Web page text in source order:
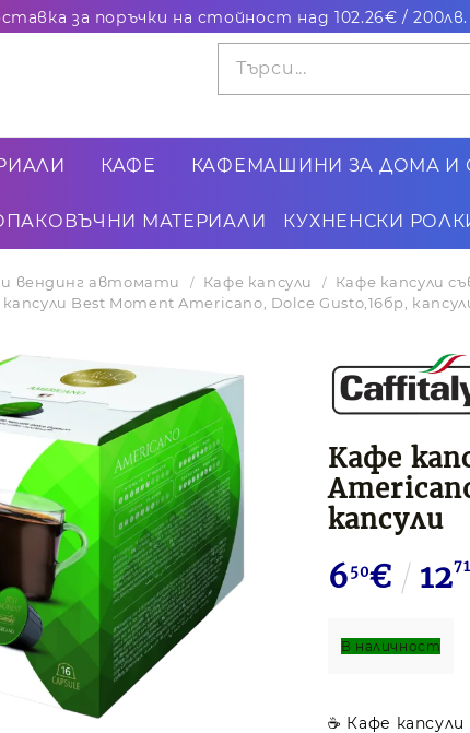
КАФЕ КАФЕМАШИНИ ЗА ДОМА И
МАТЕРИАЛИ КУХНЕНСКИ
и вендинг автомати Кафе капсули
Кафе капсули
Best Moment Americano, Dolce Gusto,16бр,
Кафе
капсули
650€ 1271
В наличност
☕ Кафе